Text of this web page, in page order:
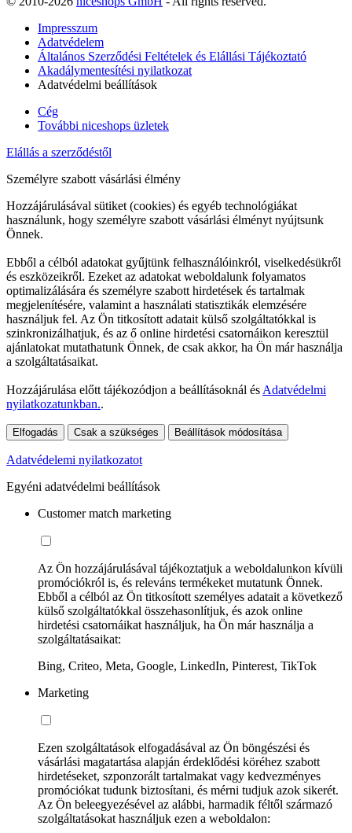
Impresszum
Adatvédelem
Általános Szerződési Feltételek és Elállási Tájékoztató
Akadálymentesítési nyilatkozat
Adatvédelmi beállítások
Cég
További niceshops üzletek
Elállás a szerződéstől
Személyre szabott vásárlási élmény
Hozzájárulásával sütiket (cookies) és egyéb technológiákat
használunk, hogy személyre szabott vásárlási élményt nyújtsunk
Önnek.
Ebből a célból adatokat gyűjtünk felhasználóinkról, viselkedésükről
és eszközeikről. Ezeket az adatokat weboldalunk folyamatos
optimalizálására és személyre szabott hirdetések és tartalmak
megjelenítésére, valamint a használati statisztikák elemzésére
használjuk fel. Az Ön titkosított adatait külső szolgáltatókkal is
szinkronizálhatjuk, és az ő online hirdetési csatornáikon keresztül
ajánlatokat mutathatunk Önnek, de csak akkor, ha Ön már használja
a szolgáltatásaikat.
Hozzájárulása előtt tájékozódjon a beállításoknál és Adatvédelmi
nyilatkozatunkban..
Elfogadás Csak a szükséges Beállítások módosítása
Adatvédelemi nyilatkozatot
Egyéni adatvédelmi beállítások
Customer match marketing
Az Ön hozzájárulásával tájékoztatjuk a weboldalunkon kívüli
promóciókról is, és releváns termékeket mutatunk Önnek.
Ebből a célból az Ön titkosított személyes adatait a következő
külső szolgáltatókkal összehasonlítjuk, és azok online
hirdetési csatornáikat használjuk, ha Ön már használja a
szolgáltatásaikat:
Bing, Criteo, Meta, Google, LinkedIn, Pinterest, TikTok
Marketing
Ezen szolgáltatások elfogadásával az Ön böngészési és
vásárlási magatartása alapján érdeklődési köréhez szabott
hirdetéseket, szponzorált tartalmakat vagy kedvezményes
promóciókat tudunk biztosítani, és mérni tudjuk azok sikerét.
Az Ön beleegyezésével az alábbi, harmadik féltől származó
szolgáltatásokat használjuk ezen a weboldalon: